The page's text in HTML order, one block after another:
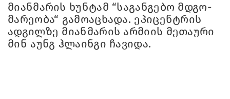
მი­ან­მა­რის ხუნ­ტამ “სა­გან­გე­ბო მდგო­
მა­რე­ო­ბა“ გა­მო­ა­ცხა­და. ეპი­ცენ­ტრის
ად­გილ­ზე მი­ან­მა­რის არ­მი­ის მე­თა­უ­რი
მინ აუნგ ჰლა­ინ­გი ჩა­ვი­და.